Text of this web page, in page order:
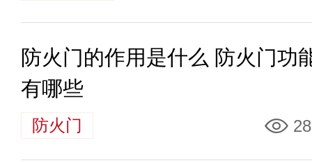
防火门的作用是什么 防火门功
有哪些
防火门